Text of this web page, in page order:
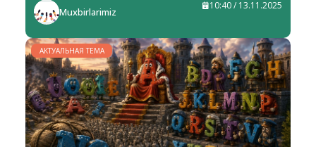
Muxbirlarimiz
10:40 / 13.11.2025
АКТУАЛЬНАЯ ТЕМА